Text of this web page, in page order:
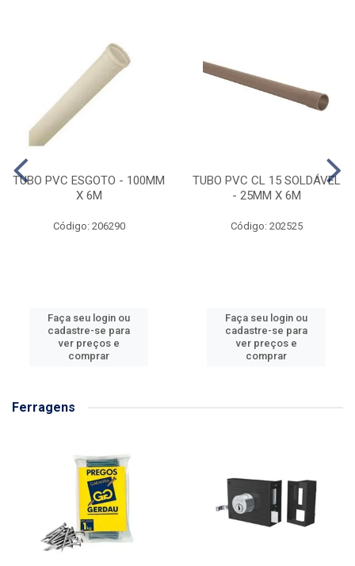
TUBO PVC ESGOTO - 100MM
X 6M
Código: 206290
Faça seu login ou
cadastre-se para
ver preços e
comprar
TUBO PVC CL 15 SOLDÁVEL
- 25MM X 6M
Código: 202525
Faça seu login ou
cadastre-se para
ver preços e
comprar
Ferragens